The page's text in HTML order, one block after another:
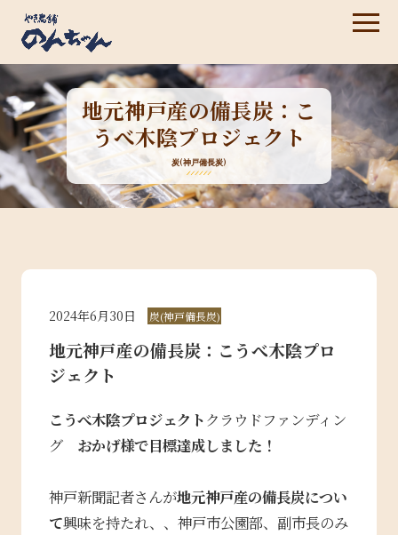
地元神戸産の備長炭：こ
うべ木陰プロジェクト
炭(神戸備長炭)
2024年6月30日 炭(神戸備長炭)
地元神戸産の備長炭：こうべ木陰プロ
ジェクト
こうべ木陰プロジェクトクラウドファンディン
グ おかげ様で目標達成しました！
神戸新聞記者さんが地元神戸産の備長炭につい
て興味を持たれ、、神戸市公園部、副市長のみ